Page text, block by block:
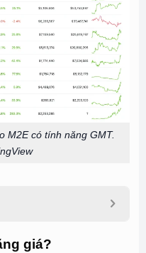
M2E có tính năng GMT.
giá?